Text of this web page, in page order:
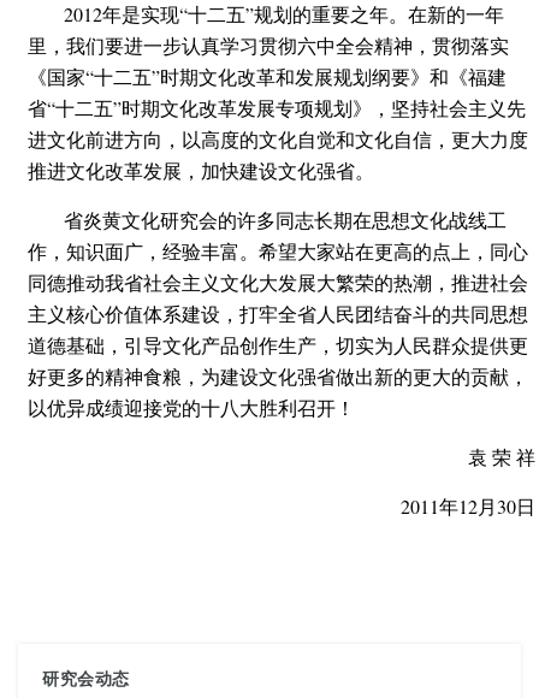
2012年是实现“十二五”规划的重要之年。在新的一年
里，我们要进一步认真学习贯彻六中全会精神，贯彻落实
《国家“十二五”时期文化改革和发展规划纲要》和《福建
省“十二五”时期文化改革发展专项规划》，坚持社会主义先
进文化前进方向，以高度的文化自觉和文化自信，更大力度
推进文化改革发展，加快建设文化强省。
省炎黄文化研究会的许多同志长期在思想文化战线工
作，知识面广，经验丰富。希望大家站在更高的点上，同心
同德推动我省社会主义文化大发展大繁荣的热潮，推进社会
主义核心价值体系建设，打牢全省人民团结奋斗的共同思想
道德基础，引导文化产品创作生产，切实为人民群众提供更
好更多的精神食粮，为建设文化强省做出新的更大的贡献，
以优异成绩迎接党的十八大胜利召开！
袁 荣 祥
2011年12月30日
研究会动态